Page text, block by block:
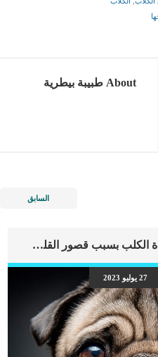
About طبيبة بيطرية
السابق
اهم علامات وفاة الكلب بسبب قصور القلب الاحتقانى
27 يوليو 2023